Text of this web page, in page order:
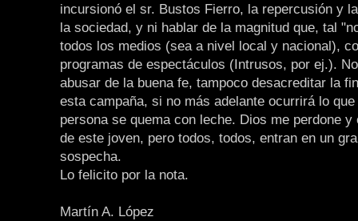
incursionó el sr. Bustos Fierro, la repercusión y
la sociedad, y ni hablar de la magnitud que, tal
todos los medios (sea a nivel local y nacional),
programas de espectáculos (Intrusos, por ej.).
abusar de la buena fe, tampoco desacreditar la
esta campaña, si no más adelante ocurrirá lo que
persona se quema con leche. Dios me perdone y
de este joven, pero todos, todos, entran en un
sospecha.
Lo felicito por la nota.
Martín A. López